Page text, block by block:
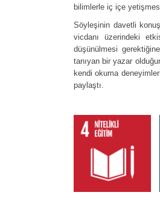
bilimlerle iç içe
Söyleşinin davetli
vicdanı üzerindeki
düşünülmesi
tanıyan bir yazar
kendi okuma
paylaştı.